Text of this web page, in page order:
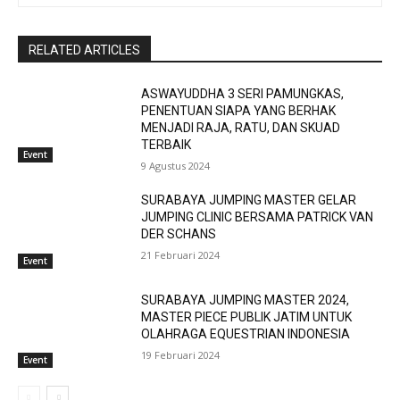
RELATED ARTICLES
Event
ASWAYUDDHA 3 SERI PAMUNGKAS,
PENENTUAN SIAPA YANG BERHAK
MENJADI RAJA, RATU, DAN SKUAD
TERBAIK
9 Agustus 2024
Event
SURABAYA JUMPING MASTER GELAR
JUMPING CLINIC BERSAMA PATRICK VAN
DER SCHANS
21 Februari 2024
Event
SURABAYA JUMPING MASTER 2024,
MASTER PIECE PUBLIK JATIM UNTUK
OLAHRAGA EQUESTRIAN INDONESIA
19 Februari 2024